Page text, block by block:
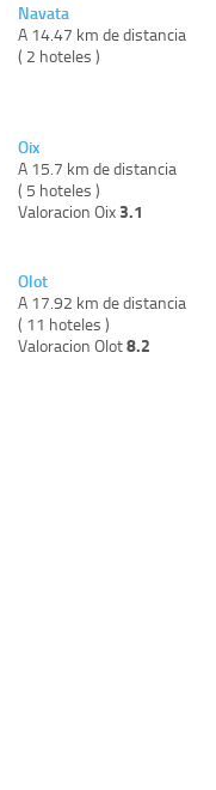
Navata
A 14.47 km de distancia
( 2 hoteles )
Oix
A 15.7 km de distancia
( 5 hoteles )
Valoracion Oix3.1
Olot
A 17.92 km de distancia
( 11 hoteles )
Valoracion Olot8.2